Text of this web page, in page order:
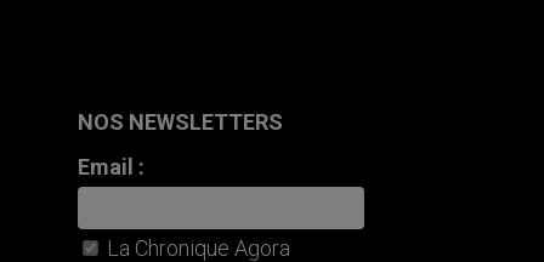
NOS NEWSLETTERS
Email :
La Chronique Agora